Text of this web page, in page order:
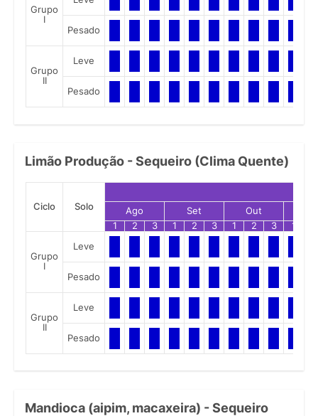
Grupo
I
Pesado
Grupo
II
Leve
Pesado
Limão Produção - Sequeiro (Clima Quente)
Ciclo Solo Ago Set Out
1
2 3 1 2 3 1 2 3 1
Grupo
I
Leve
Pesado
Grupo
II
Leve
Pesado
Mandioca (aipim, macaxeira) - Sequeiro